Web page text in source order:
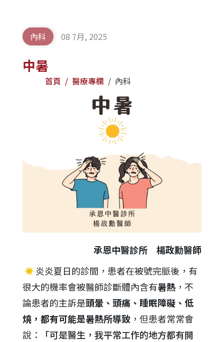
首頁 醫療專欄 內科
內科 08 7月, 2025
中暑
承恩中醫診所 楊政勳醫師
☀炎炎夏日的診間，患者在被號完脈後，有
很大的機率會被醫師診斷體內含有暑熱 ，不
論患者的主訴是頭暈、頭痛、睡眠障礙、低
燒，都有可能是暑熱所導致 ，但患者常常會
說：
「可是醫生，我平常工作的地方都有開